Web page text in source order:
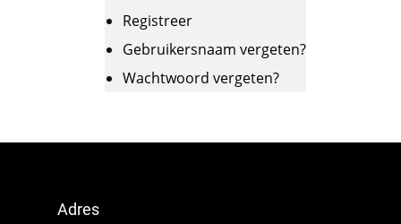
Registreer
Gebruikersnaam vergeten?
Wachtwoord vergeten?
Adres